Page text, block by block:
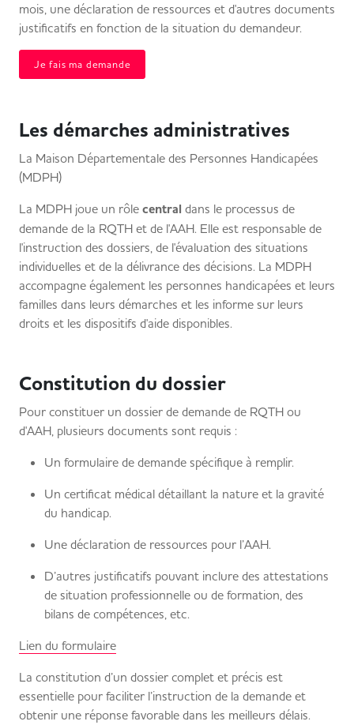
mois, une déclaration de ressources et d'autres documents
justificatifs en fonction de la situation du demandeur.
Je fais ma demande
Les démarches administratives
La Maison Départementale des Personnes Handicapées
(MDPH)
La MDPH joue un rôle central dans le processus de
demande de la RQTH et de l'AAH. Elle est responsable de
l'instruction des dossiers, de l'évaluation des situations
individuelles et de la délivrance des décisions. La MDPH
accompagne également les personnes handicapées et leurs
familles dans leurs démarches et les informe sur leurs
droits et les dispositifs d'aide disponibles.
Constitution du dossier
Pour constituer un dossier de demande de RQTH ou
d'AAH, plusieurs documents sont requis :
Un formulaire de demande spécifique à remplir.
Un certificat médical détaillant la nature et la gravité
du handicap.
Une déclaration de ressources pour l’AAH.
D’autres justificatifs pouvant inclure des attestations
de situation professionnelle ou de formation, des
bilans de compétences, etc.
Lien du formulaire
La constitution d’un dossier complet et précis est
essentielle pour faciliter l’instruction de la demande et
obtenir une réponse favorable dans les meilleurs délais.